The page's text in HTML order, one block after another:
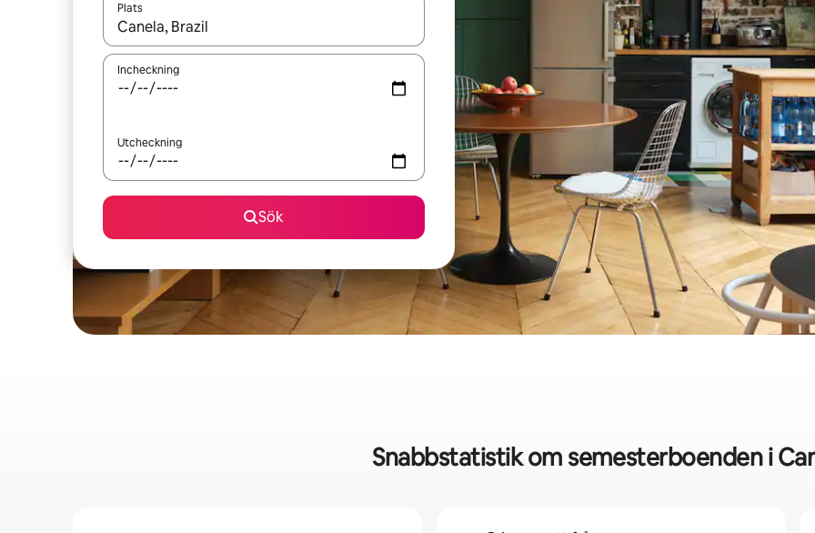
Plats
När resultaten är tillgängliga kan du navigera med upp- och nedåtpilarna eller utforska genom att trycka eller svepa.
Incheckning
Utcheckning
Sök
Snabbstatistik om semesterboenden i